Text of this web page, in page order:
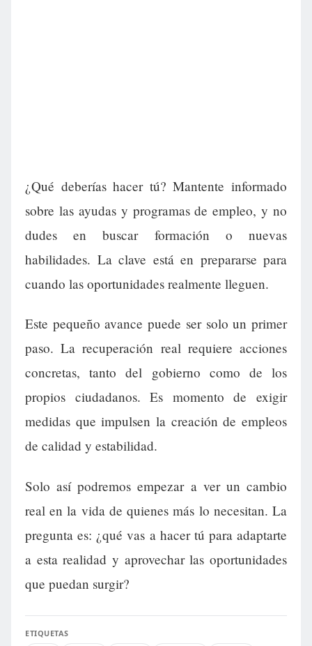
¿Qué deberías hacer tú? Mantente informado
sobre las ayudas y programas de empleo, y no
dudes en buscar formación o nuevas
habilidades. La clave está en prepararse para
cuando las oportunidades realmente lleguen.
Este pequeño avance puede ser solo un primer
paso. La recuperación real requiere acciones
concretas, tanto del gobierno como de los
propios ciudadanos. Es momento de exigir
medidas que impulsen la creación de empleos
de calidad y estabilidad.
Solo así podremos empezar a ver un cambio
real en la vida de quienes más lo necesitan. La
pregunta es: ¿qué vas a hacer tú para adaptarte
a esta realidad y aprovechar las oportunidades
que puedan surgir?
ETIQUETAS